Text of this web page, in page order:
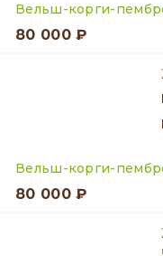
Вельш-корги-
80 000 ₽
Вельш-корги-
80 000 ₽